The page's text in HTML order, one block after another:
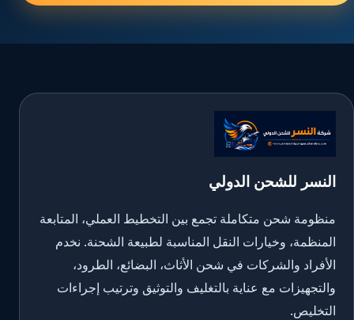
النسر للشحن الدولي
منظومة شحن متكاملة تجمع بين التخطيط العملي، المتابعة
المنظمة، وخيارات النقل المناسبة لطبيعة الشحنة. نخدم
الأفراد والشركات في شحن الأثاث، البضائع، الطرود،
والتجهيزات مع عناية بالتغليف والتوثيق وترتيب إجراءات
التخليص.